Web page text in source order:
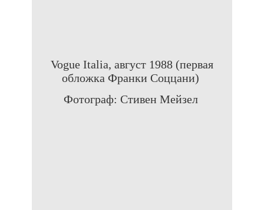
Vogue Italia, август 1988 (первая
обложка Франки Соццани)
Фотограф: Стивен Мейзел